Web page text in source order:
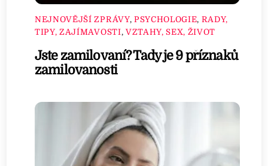
NEJNOVĚJŠÍ ZPRÁVY, PSYCHOLOGIE, RADY,
TIPY, ZAJÍMAVOSTI, VZTAHY, SEX, ŽIVOT
Jste zamilovaní? Tady je 9 příznaků
zamilovanosti